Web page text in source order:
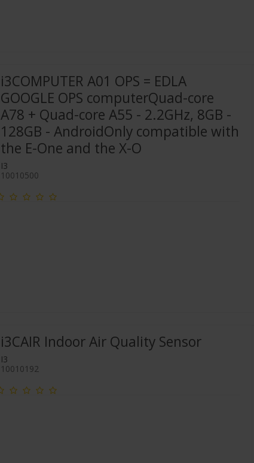
i3COMPUTER A01 OPS = EDLA
GOOGLE OPS computerQuad-core
A78 + Quad-core A55 - 2.2GHz, 8GB -
128GB - AndroidOnly compatible with
the E-One and the X-O
I3
10010500
i3CAIR Indoor Air Quality Sensor
I3
10010192